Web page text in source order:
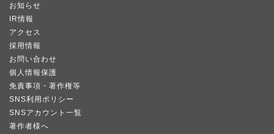
お知らせ
IR情報
アクセス
採用情報
お問い合わせ
個人情報保護
免責事項・著作権等
SNS利用ポリシー
SNSアカウント一覧
著作者様へ